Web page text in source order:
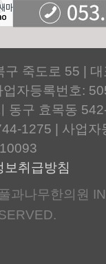
구 죽도로 55 |
자등록번호:
동구 효목동
1275 | 사업
10093
보취급방침
과나무한의원